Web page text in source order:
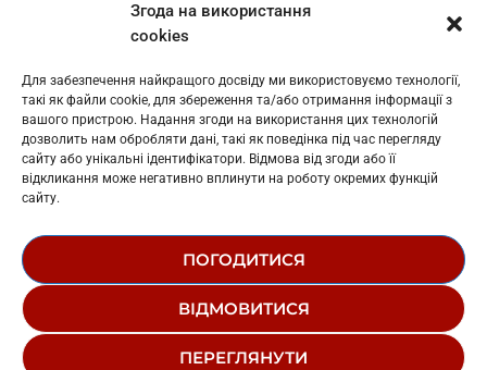
Згода на використання
cookies
Для забезпечення найкращого досвіду ми використовуємо технології,
такі як файли cookie, для збереження та/або отримання інформації з
вашого пристрою. Надання згоди на використання цих технологій
дозволить нам обробляти дані, такі як поведінка під час перегляду
сайту або унікальні ідентифікатори. Відмова від згоди або її
відкликання може негативно вплинути на роботу окремих функцій
сайту.
ПОГОДИТИСЯ
ВІДМОВИТИСЯ
ПЕРЕГЛЯНУТИ
: L11-01410
: L11-01801
Косів: L11-01805
Гарасимів: L11-02274
© 1995-2026 РК «ЗАХІДНИЙ ПОЛЮС»
РЕДАКЦІЙНИЙ СТАТУТ
СТРУКТУРА ВЛАСНОСТІ